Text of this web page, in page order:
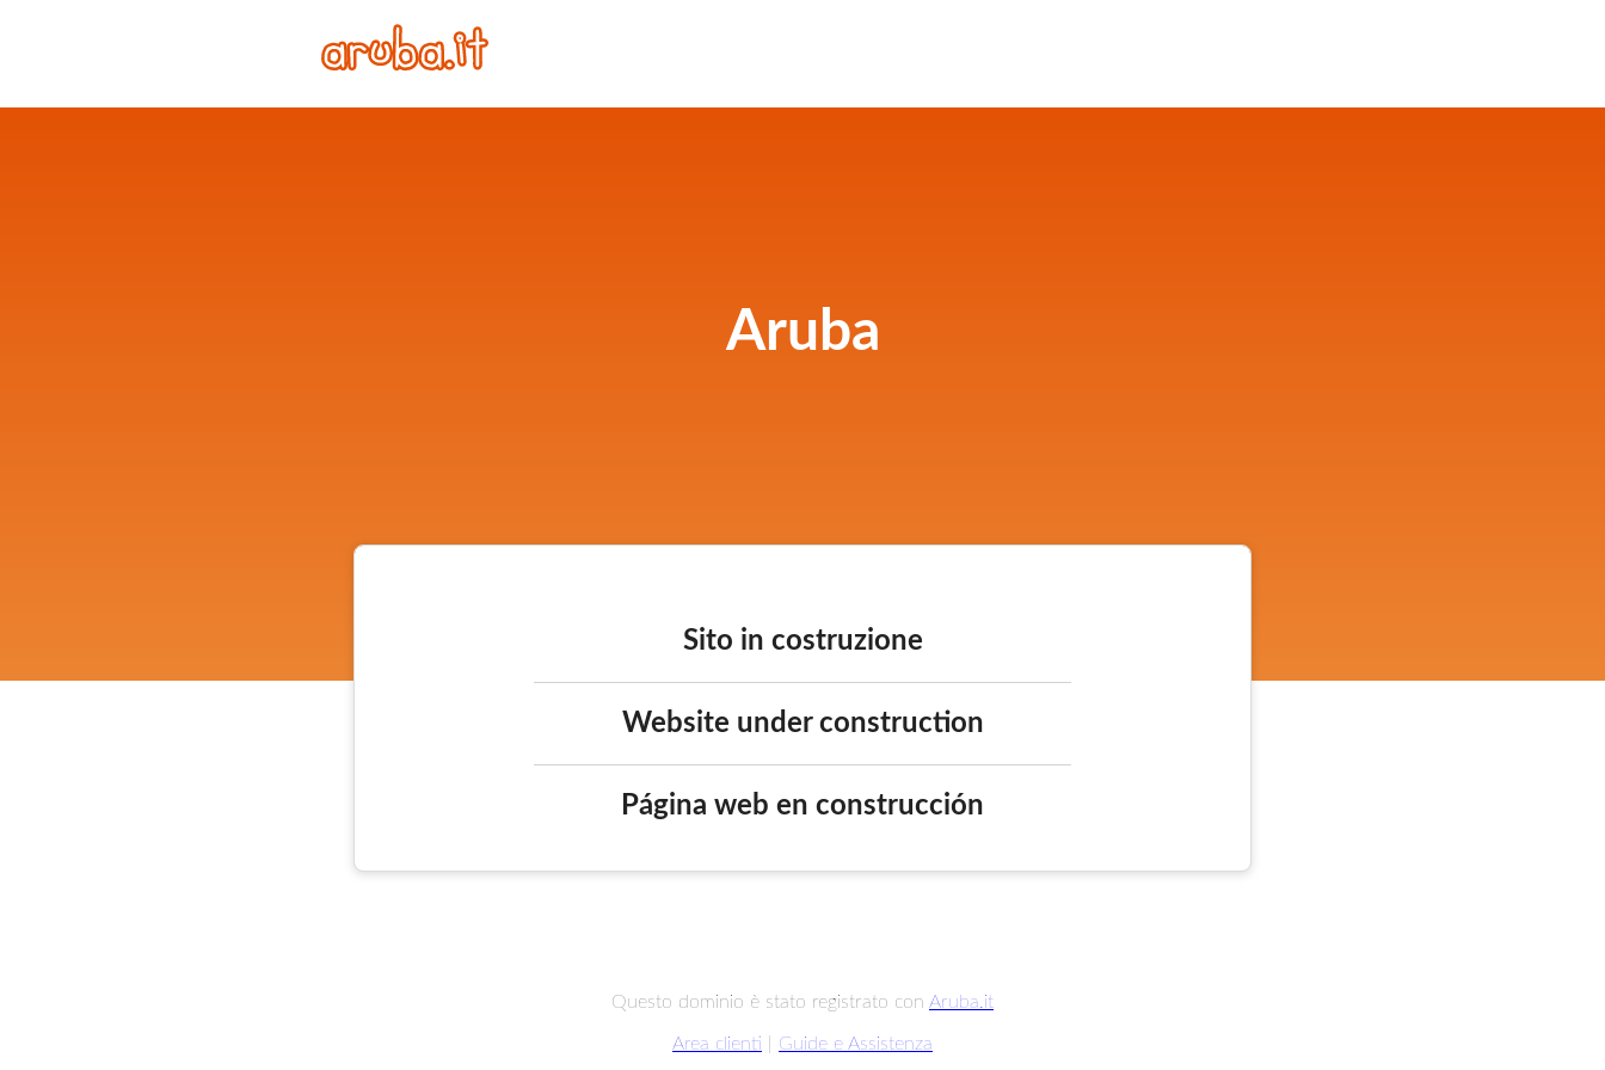
Aruba
Sito in costruzione
Website under construction
Página web en construcción
Questo dominio è stato registrato con Aruba.it
Area clienti Guide e Assistenza